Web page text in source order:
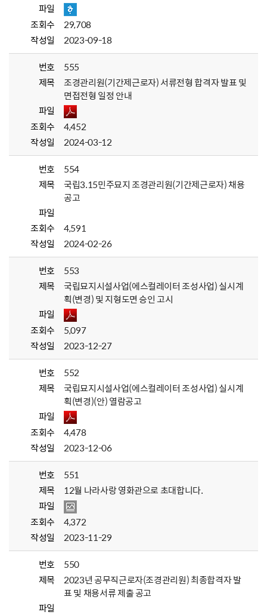
파일
조회수
29,708
작성일
2023-09-18
번호
555
제목
조경관리원(기간제근로자) 서류전형 합격자 발표 및
면접전형 일정 안내
파일
조회수
4,452
작성일
2024-03-12
번호
554
제목
국립3.15민주묘지 조경관리원(기간제근로자) 채용
공고
파일
조회수
4,591
작성일
2024-02-26
번호
553
제목
국립묘지시설사업(에스컬레이터 조성사업) 실시계
획(변경) 및 지형도면 승인 고시
파일
조회수
5,097
작성일
2023-12-27
번호
552
제목
국립묘지시설사업(에스컬레이터 조성사업) 실시계
획(변경)(안) 열람공고
파일
조회수
4,478
작성일
2023-12-06
번호
551
제목
12월 나라사랑 영화관으로 초대합니다.
파일
조회수
4,372
작성일
2023-11-29
번호
550
제목
2023년 공무직근로자(조경관리원) 최종합격자 발
표 및 채용서류 제출 공고
파일